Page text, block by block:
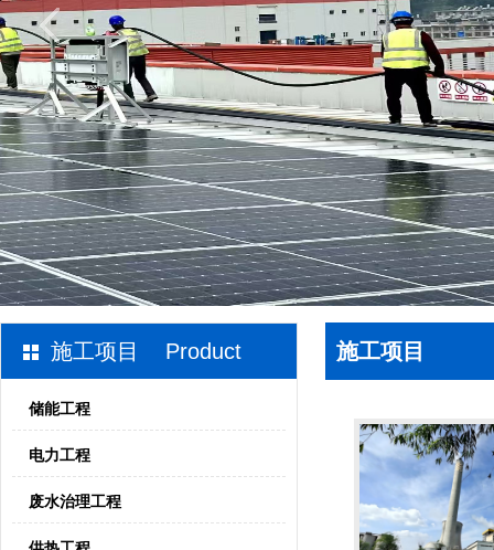
施工项目 Product
储能工程
电力工程
废水治理工程
施工项目